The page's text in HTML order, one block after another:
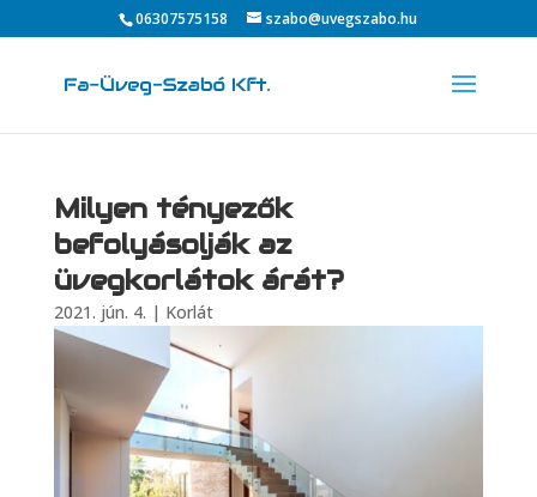
06307575158 szabo@uvegszabo.hu
Milyen tényezők
befolyásolják az
üvegkorlátok árát?
2021. jún. 4. | Korlát